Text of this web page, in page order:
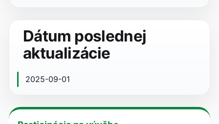
Dátum poslednej
aktualizácie
2025-09-01